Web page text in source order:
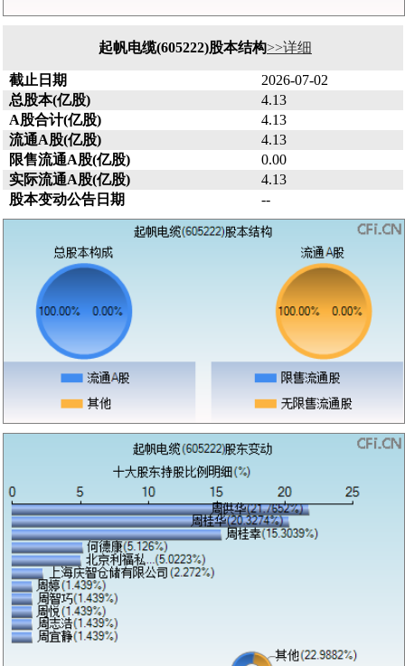
起帆电缆(605222)股本结构>>详细
截止日期
2026-07-02
总股本(亿股)
4.13
A股合计(亿股)
4.13
流通A股(亿股)
4.13
限售流通A股(亿股)
0.00
实际流通A股(亿股)
4.13
股本变动公告日期
--